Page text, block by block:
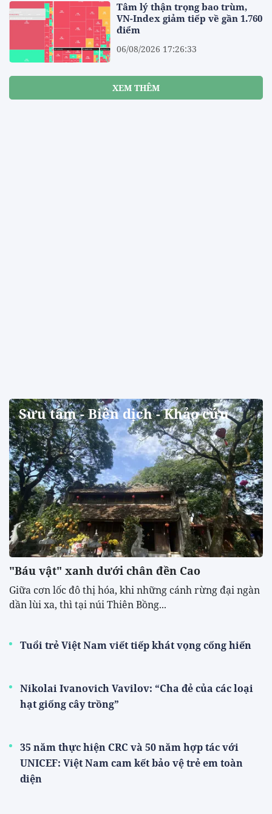
Tâm lý thận trọng bao trùm,
VN-Index giảm tiếp về gần 1.760
điểm
06/08/2026 17:26:33
XEM THÊM
Sưu tầm - Biên dịch - Khảo cứu
"Báu vật" xanh dưới chân đền Cao
​Giữa cơn lốc đô thị hóa, khi những cánh rừng đại ngàn
dần lùi xa, thì tại núi Thiên Bồng...
Tuổi trẻ Việt Nam viết tiếp khát vọng cống hiến
Nikolai Ivanovich Vavilov: “Cha đẻ của các loại
hạt giống cây trồng”
35 năm thực hiện CRC và 50 năm hợp tác với
UNICEF: Việt Nam cam kết bảo vệ trẻ em toàn
diện